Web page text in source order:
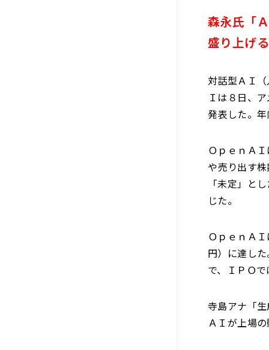
森永氏「
盛り上げ
対話型ＡＩ
Ｉは８日、
発表した。年
ＯｐｅｎＡ
や売り出す
「未定」と
じた。
ＯｐｅｎＡ
円）に達し
で、ＩＰＯ
寺島アナ「
ＡＩが上場